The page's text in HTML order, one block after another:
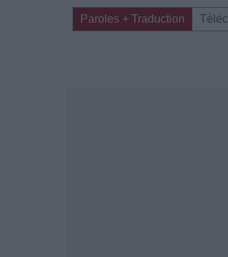
Paroles + Traduction